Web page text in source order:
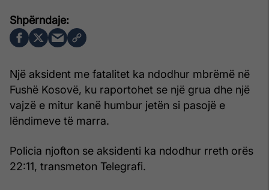
Një aksident me fatalitet ka ndodhur mbrëmë në
Fushë Kosovë, ku raportohet se një grua dhe një
vajzë e mitur kanë humbur jetën si pasojë e
lëndimeve të marra.
Policia njofton se aksidenti ka ndodhur rreth orës
22:11, transmeton Telegrafi.